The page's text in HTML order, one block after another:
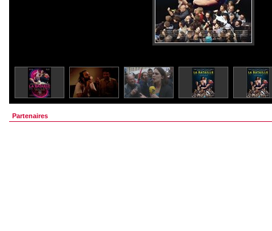
Partenaires